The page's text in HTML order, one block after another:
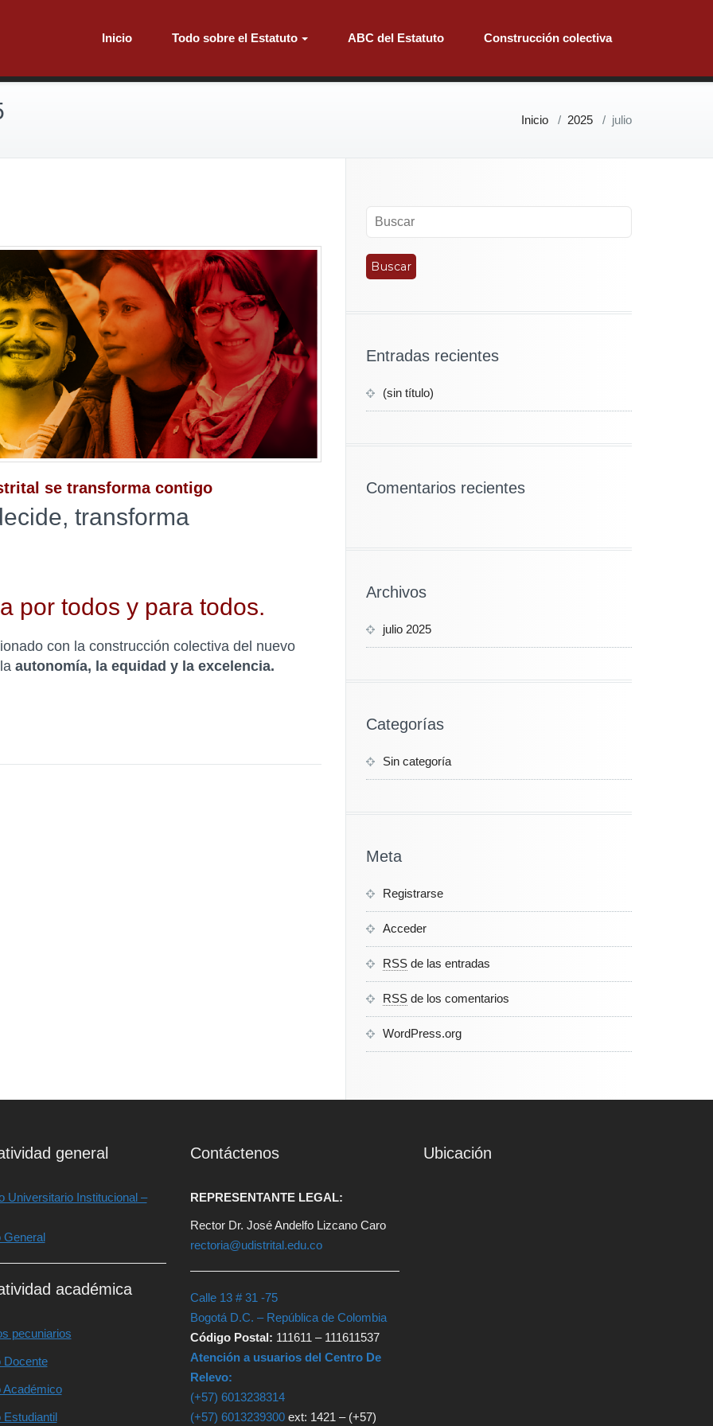
Inicio Todo sobre el Estatuto ABC del Estatuto Construcción colectiva
Inicio / 2025 / julio
se transforma contigo
transforma
por todos y para todos.
con la construcción colectiva del nuevo
autonomía, la equidad y la excelencia.
Entradas recientes
(sin título)
Comentarios recientes
Archivos
julio 2025
Categorías
Sin categoría
Meta
Registrarse
Acceder
RSS de las entradas
RSS de los comentarios
WordPress.org
general
Universitario Institucional –
General
académica
pecuniarios
Docente
Académico
Estudiantil
Contáctenos
REPRESENTANTE LEGAL:
Rector Dr. José Andelfo Lizcano Caro
rectoria@udistrital.edu.co
Calle 13 # 31 -75
Bogotá D.C. – República de Colombia
Código Postal: 111611 – 111611537
Atención a usuarios del Centro De
Relevo:
(+57) 6013238314
(+57) 6013239300 ext: 1421 – (+57)
Ubicación